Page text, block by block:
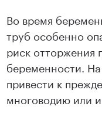
Во время
труб особенно
риск отторжения
беременности.
привести к
многоводию или